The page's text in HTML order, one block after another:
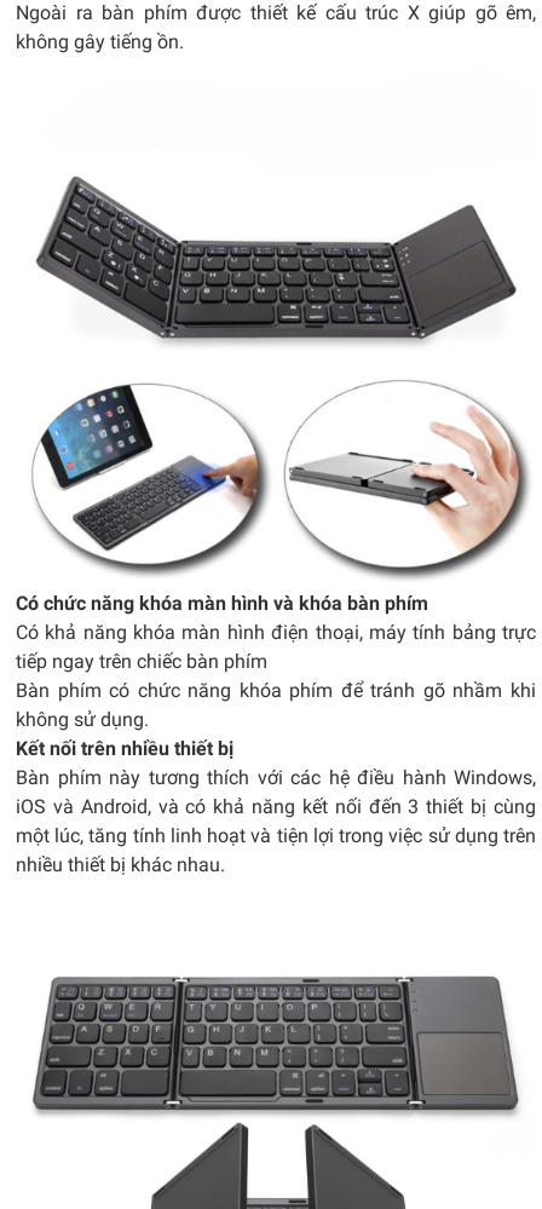
Ngoài ra bàn phím được thiết kế cấu trúc X giúp gõ êm,
không gây tiếng ồn.
Có chức năng khóa màn hình và khóa bàn phím
Có khả năng khóa màn hình điện thoại, máy tính bảng trực
tiếp ngay trên chiếc bàn phím
Bàn phím có chức năng khóa phím để tránh gõ nhầm khi
không sử dụng.
Kết nối trên nhiều thiết bị
Bàn phím này tương thích với các hệ điều hành Windows,
iOS và Android, và có khả năng kết nối đến 3 thiết bị cùng
một lúc, tăng tính linh hoạt và tiện lợi trong việc sử dụng trên
nhiều thiết bị khác nhau.